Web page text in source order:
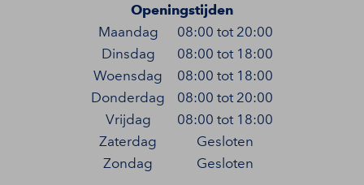
Openingstijden
Maandag
Dinsdag
Woensdag
Donderdag
Vrijdag
Zaterdag
Zondag
08:00 tot 20:00
08:00 tot 18:00
08:00 tot 18:00
08:00 tot 20:00
08:00 tot 18:00
Gesloten
Gesloten